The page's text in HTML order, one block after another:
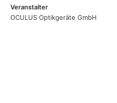
Veranstalter
OCULUS Optikgeräte GmbH